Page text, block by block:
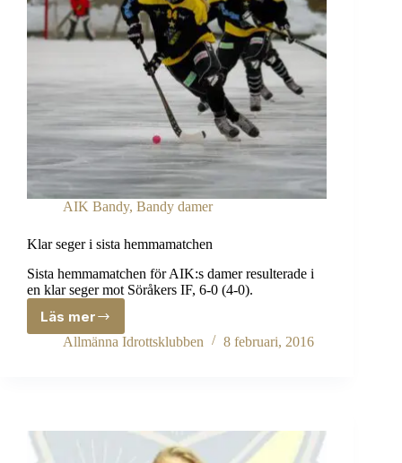
AIK Bandy, Bandy damer
Klar seger i sista hemmamatchen
Sista hemmamatchen för AIK:s damer resulterade i
en klar seger mot Söråkers IF, 6-0 (4-0).
Läs mer
Klar
seger
Allmänna Idrottsklubben 8 februari, 2016